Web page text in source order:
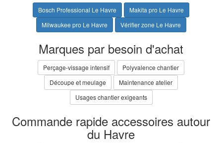
Bosch Professional Le Havre
Makita pro Le Havre
Milwaukee pro Le Havre
Vérifier zone Le Havre
Marques par besoin d'achat
Perçage-vissage intensif
Polyvalence chantier
Découpe et meulage
Maintenance atelier
Usages chantier exigeants
Commande rapide accessoires autour
du Havre